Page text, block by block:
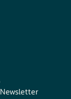
Newsletter